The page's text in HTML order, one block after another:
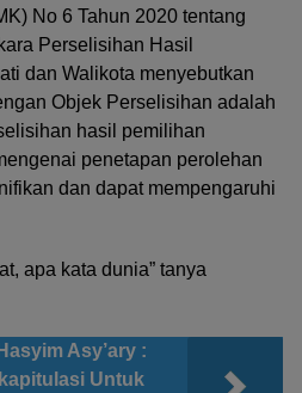
No 6 Tahun 2020 tentang
Perselisihan Hasil
dan Walikota menyebutkan
Objek Perselisihan adalah
hasil pemilihan
penetapan perolehan
dan dapat mempengaruhi
apa kata dunia” tanya
Hasyim Asy’ary :
Untuk